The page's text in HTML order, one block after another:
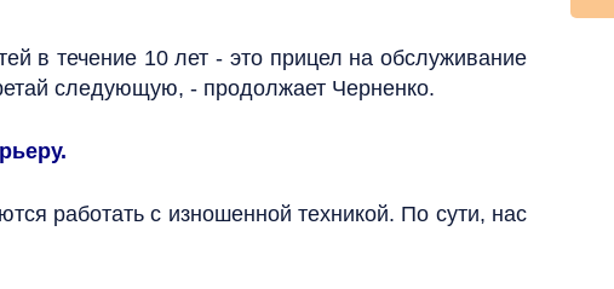
в течение 10 лет - это прицел на обслуживание
следующую, - продолжает Черненко.
работать с изношенной техникой. По сути, нас